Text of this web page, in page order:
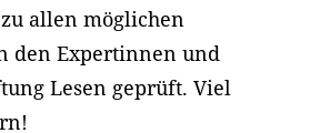
allen möglichen
den Expertinnen und
Lesen geprüft. Viel